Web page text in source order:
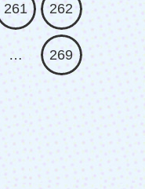
261 262
… 269